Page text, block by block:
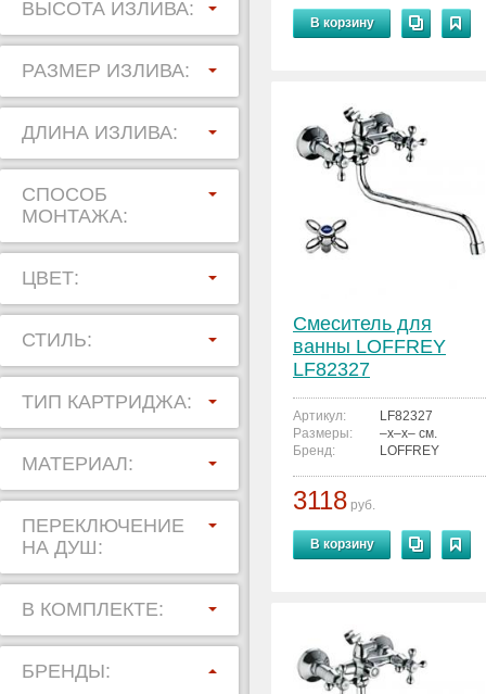
ВЫСОТА ИЗЛИВА:
РАЗМЕР ИЗЛИВА:
ДЛИНА ИЗЛИВА:
СПОСОБ
МОНТАЖА:
ЦВЕТ:
СТИЛЬ:
ТИП КАРТРИДЖА:
МАТЕРИАЛ:
ПЕРЕКЛЮЧЕНИЕ
НА ДУШ:
В КОМПЛЕКТЕ:
БРЕНДЫ:
В корзину
Смеситель для
ванны LOFFREY
LF82327
Артикул:
LF82327
Размеры:
–x–x– см.
Бренд:
LOFFREY
3118 руб.
В корзину